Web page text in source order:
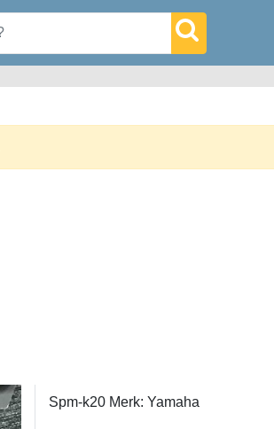
Spm-k20 Merk: Yamaha